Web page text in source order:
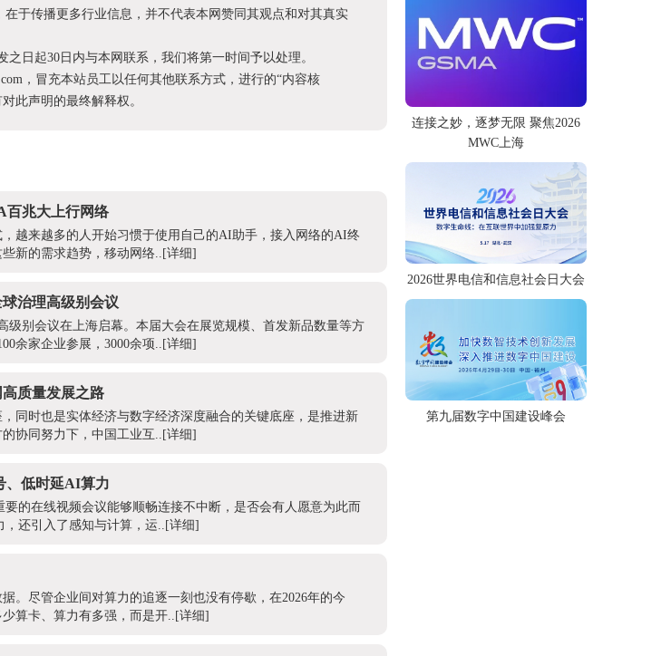
于传播更多行业信息，并不代表本网赞同其观点和对其真实
日起30日内与本网联系，我们将第一时间予以处理。
，冒充本站员工以任何其他联系方式，进行的“内容核
此声明的最终解释权。
百兆大上行网络
越来越多的人开始习惯于使用自己的AI助手，接入网络的AI终
新的需求趋势，移动网络..[详细]
治理高级别会议
级别会议在上海启幕。本届大会在展览规模、首发新品数量等方
余家企业参展，3000余项.. [详细]
质量发展之路
同时也是实体经济与数字经济深度融合的关键底座，是推进新
协同努力下，中国工业互..[详细]
、低时延AI算力
的在线视频会议能够顺畅连接不中断，是否会有人愿意为此而
，还引入了感知与计算，运.. [详细]
。尽管企业间对算力的追逐一刻也没有停歇，在2026年的今
算卡、算力有多强，而是开..[详细]
连接之妙，逐梦无限 聚焦2026
MWC上海
2026世界电信和信息社会日大会
第九届数字中国建设峰会